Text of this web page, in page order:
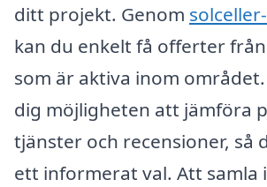
ditt projekt. Genom
kan du enkelt få offerter
som är aktiva inom
dig möjligheten att jämföra
tjänster och recensioner, så
ett informerat val. Att samla